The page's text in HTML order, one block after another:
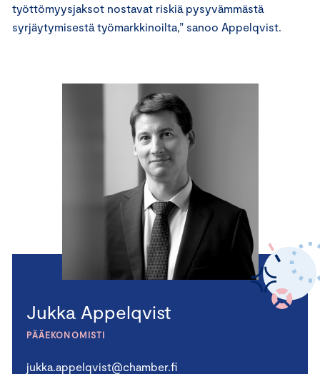
työttömyysjaksot nostavat riskiä pysyvämmästä
syrjäytymisestä työmarkkinoilta,” sanoo Appelqvist.
Jukka Appelqvist
PÄÄEKONOMISTI
jukka.appelqvist@chamber.fi